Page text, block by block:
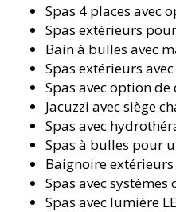
Spas 4 places avec
Spas extérieurs
Bain à bulles avec
Spas extérieurs
Spas avec option
Jacuzzi avec siège
Spas avec
Spas à bulles pour
Baignoire
Spas avec
Spas avec lumière